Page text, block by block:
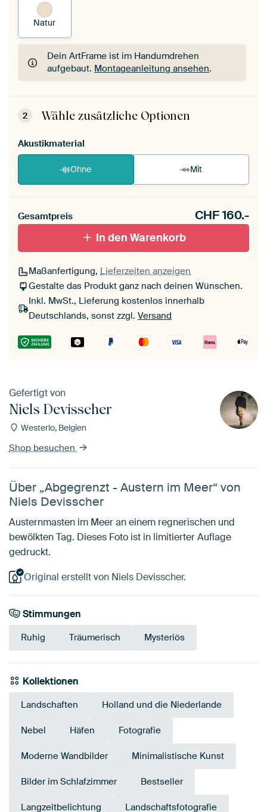
Natur
Dein ArtFrame ist im Handumdrehen
aufgebaut. Montageanleitung ansehen.
Dein ArtFrame ist im Handumdrehen
aufgebaut.Montageanleitung ansehen
2 Wähle zusätzliche Optionen
Akustikmaterial
Ohne Mit
Gesamtpreis CHF160.-
In den Warenkorb
Maßanfertigung, Lieferzeiten anzeigen
Gestalte das Produkt ganz nach deinen Wünschen.
Inkl. MwSt., Lieferung kostenlos innerhalb
Deutschlands, sonst zzgl. Versand
Gefertigt von
Niels Devisscher
Westerlo, Belgien
Shop besuchen
Über „Abgegrenzt - Austern im Meer“ von
Niels Devisscher
Austernmasten im Meer an einem regnerischen und
bewölkten Tag. Dieses Foto ist in limitierter Auflage
gedruckt.
Original erstellt von Niels Devisscher.
Stimmungen
Ruhig Träumerisch Mysteriös
Kollektionen
Landschaften Holland und die Niederlande
Nebel Häfen Fotografie
Moderne Wandbilder Minimalistische Kunst
Bilder im Schlafzimmer Bestseller
Langzeitbelichtung Landschaftsfotografie